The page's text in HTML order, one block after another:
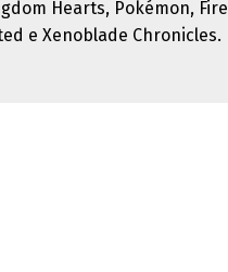
Hearts, Pokémon, Fire
e Xenoblade Chronicles.